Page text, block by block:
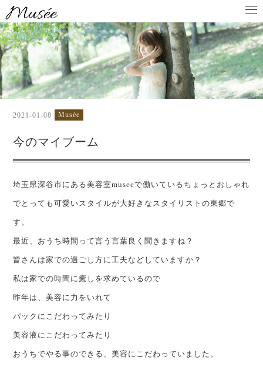
2021-01-08 Musée
今のマイブーム
埼玉県深谷市にある美容室museeで働いているちょっとおしゃれ
でとっても可愛いスタイルが大好きなスタイリストの東郷で
す。
最近、おうち時間って言う言葉良く聞きますね？
皆さんは家での過ごし方に工夫などしていますか？
私は家での時間に癒しを求めているので
昨年は、美容に力をいれて
パックにこだわってみたり
美容液にこだわってみたり
おうちでやる事のできる、美容にこだわっていました。